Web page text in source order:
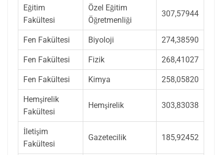
Eğitim
Fakültesi
Özel Eğitim
Öğretmenliği
307,57944
Fen Fakültesi Biyoloji 274,38590
Fen Fakültesi Fizik 268,41027
Fen Fakültesi Kimya 258,05820
Hemşirelik
Fakültesi
Hemşirelik 303,83038
İletişim
Fakültesi
Gazetecilik 185,92452